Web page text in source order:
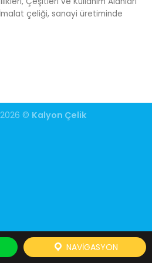
çeliği, sanayi üretiminde
© Kalyon Çelik
NAVIGASYON